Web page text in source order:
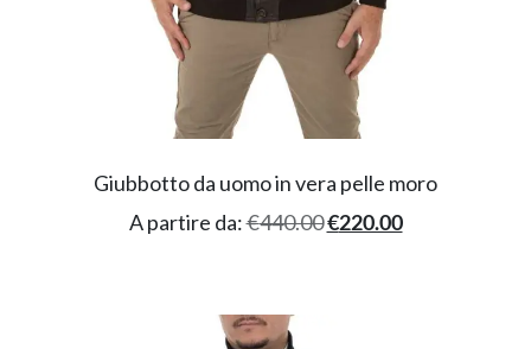
Giubbotto da uomo in vera pelle moro
A partire da:€440.00€220.00